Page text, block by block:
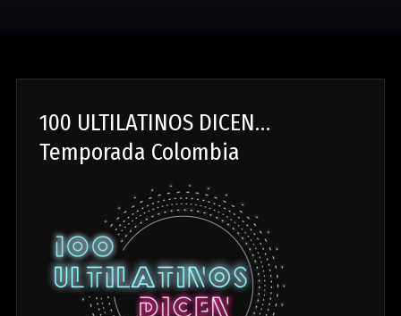
100 ULTILATINOS DICEN…
Temporada Colombia